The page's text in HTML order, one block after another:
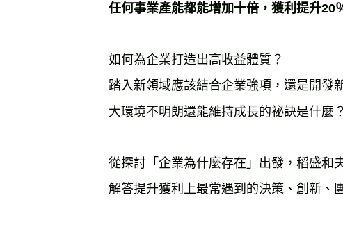
任何事業產能都能增加十倍，獲利提升20
如何為企業打造出高收益體質？
踏入新領域應該結合企業強項，還是開發
大環境不明朗還能維持成長的祕訣是什麼？
從探討「企業為什麼存在」出發，稻盛和
解答提升獲利上最常遇到的決策、創新、